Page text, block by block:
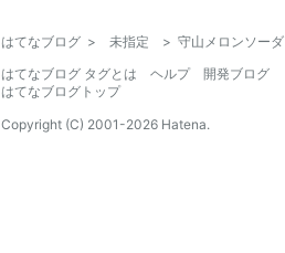
はてなブログ > 未指定 > 守山メロンソーダ
はてなブログ タグとは
ヘルプ
開発ブログ
はてなブログトップ
Copyright (C) 2001-2026 Hatena.